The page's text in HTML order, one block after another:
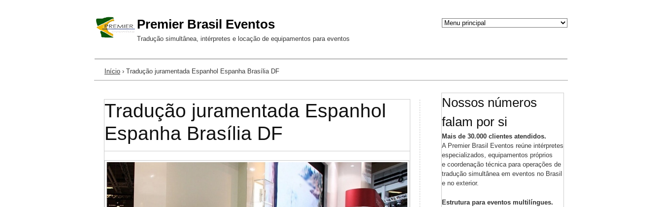
Premier Brasil Eventos
Tradução simultânea, intérpretes e locação de equipamentos para eventos
Você está aqui
Início › Tradução juramentada Espanhol Espanha Brasília DF
Tradução juramentada Espanhol
Espanha Brasília DF
Nossos números
falam por si
Mais de 30.000 clientes atendidos.
A Premier Brasil Eventos reúne intérpretes
especializados, equipamentos próprios
e coordenação técnica para operações de
tradução simultânea em eventos no Brasil
e no exterior.
Estrutura para eventos multilíngues.